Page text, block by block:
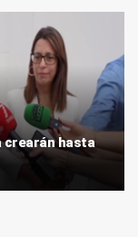
crearán hasta